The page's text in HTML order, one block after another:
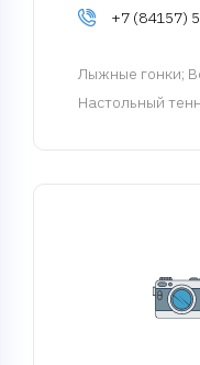
+7 (84157)
Лыжные гонки;
Настольный